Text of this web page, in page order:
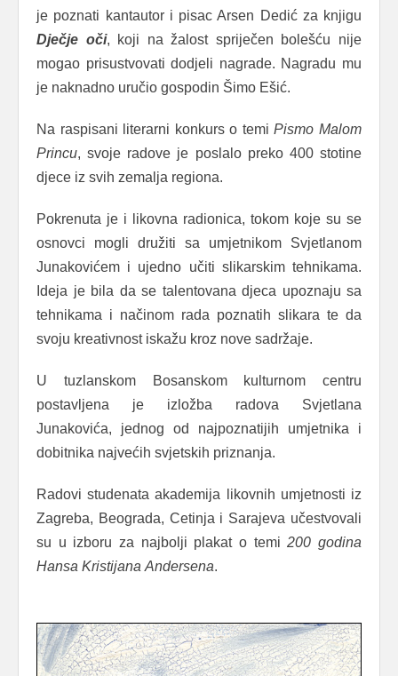
je poznati kantautor i pisac Arsen Dedić za knjigu
Dječje oči, koji na žalost spriječen bolešću nije
mogao prisustvovati dodjeli nagrade. Nagradu mu
je naknadno uručio gospodin Šimo Ešić.
Na raspisani literarni konkurs o temiPismo Malom
Princu, svoje radove je poslalo preko 400 stotine
djece iz svih zemalja regiona.
Pokrenuta je i likovna radionica, tokom koje su se
osnovci mogli družiti sa umjetnikom Svjetlanom
Junakovićem i ujedno učiti slikarskim tehnikama.
Ideja je bila da se talentovana djeca upoznaju sa
tehnikama i načinom rada poznatih slikara te da
svoju kreativnost iskažu kroz nove sadržaje.
U tuzlanskom Bosanskom kulturnom centru
postavljena je izložba radova Svjetlana
Junakovića, jednog od najpoznatijih umjetnika i
dobitnika najvećih svjetskih priznanja.
Radovi studenata akademija likovnih umjetnosti iz
Zagreba, Beograda, Cetinja i Sarajeva učestvovali
su u izboru za najbolji plakat o temi200godina
Hansa Kristijana Andersena.